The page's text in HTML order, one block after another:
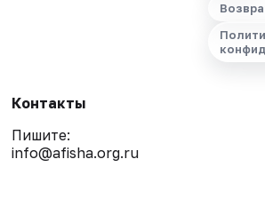
Контакты
Пишите:
info@afisha.org.ru